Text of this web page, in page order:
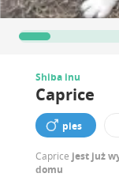
Shiba inu
Caprice
pies
Caprice jest już
domu